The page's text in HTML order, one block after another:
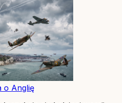
o Anglię